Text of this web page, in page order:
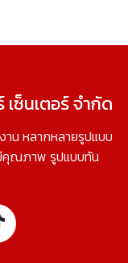
ซ็นเตอร์ จำกัด
าน หลากหลายรูปแบบ
คุณภาพ รูปแบบทัน